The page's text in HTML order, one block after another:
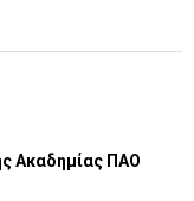
Ακαδημίας ΠΑΟ